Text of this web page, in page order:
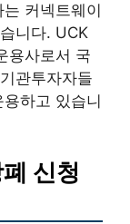
커넥트웨이
니다. UCK
용사로서 국
관투자자들
하고 있습니
신청